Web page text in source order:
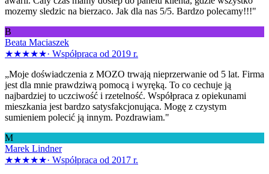
mozemy sledzic na bierzaco. Jak dla nas 5/5. Bardzo polecamy!!!"
B
Beata Maciaszek
★★★★★· Współpraca od 2019 r.
„Moje doświadczenia z MOZO trwają nieprzerwanie od 5 lat. Firma
jest dla mnie prawdziwą pomocą i wyręką. To co cechuje ją
najbardziej to uczciwość i rzetelność. Współpraca z opiekunami
mieszkania jest bardzo satysfakcjonująca. Mogę z czystym
sumieniem polecić ją innym. Pozdrawiam."
M
Marek Lindner
★★★★★· Współpraca od 2017 r.